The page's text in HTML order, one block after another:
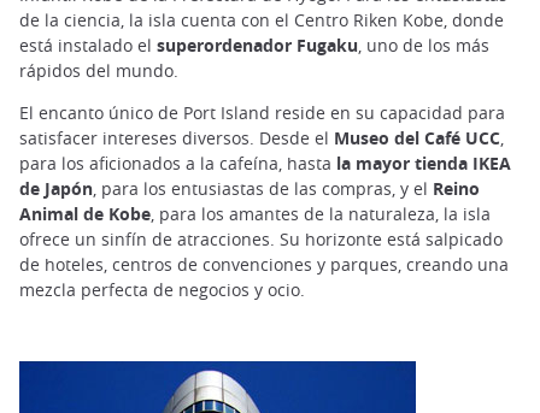
de la ciencia, la isla cuenta con el Centro Riken Kobe, donde
está instalado el superordenador Fugaku , uno de los más
rápidos del mundo.
El encanto único de Port Island reside en su capacidad para
satisfacer intereses diversos. Desde el Museo del Café UCC
para los aficionados a la cafeína, hasta la mayor tienda IKEA
de Japón , para los entusiastas de las compras, y el Reino
Animal de Kobe , para los amantes de la naturaleza, la isla
ofrece un sinfín de atracciones. Su horizonte está salpicado
de hoteles, centros de convenciones y parques, creando una
mezcla perfecta de negocios y ocio.